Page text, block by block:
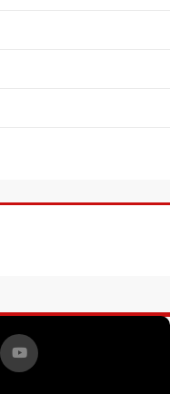
YouTube